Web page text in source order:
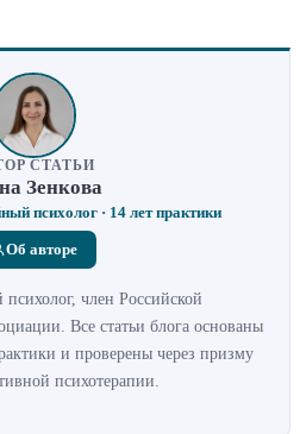
СТАТЬИ
Зенкова
психолог · 14 лет практики
Об авторе
член Российской
Все статьи блога основаны
и проверены через призму
психотерапии.